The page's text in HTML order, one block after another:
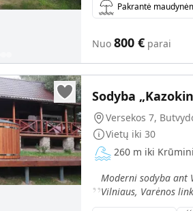
Pakrantė
Nuo 800€ parai
Sodyba
Versekos 7,
Vietų iki 30
260 m iki
„Moderni sodyba ant
Vilniaus, Varėnos